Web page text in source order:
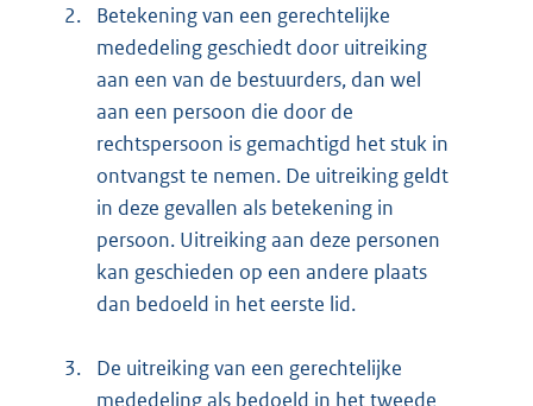
2.
Betekening van een gerechtelijke
mededeling geschiedt door uitreiking
aan een van de bestuurders, dan wel
aan een persoon die door de
rechtspersoon is gemachtigd het stuk in
ontvangst te nemen. De uitreiking geldt
in deze gevallen als betekening in
persoon. Uitreiking aan deze personen
kan geschieden op een andere plaats
dan bedoeld in het eerste lid.
3.
De uitreiking van een gerechtelijke
mededeling als bedoeld in het tweede